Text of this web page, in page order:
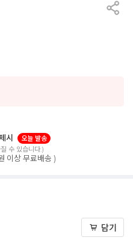
시
오늘 발송
수 있습니다.)
상 무료배송 )
담기